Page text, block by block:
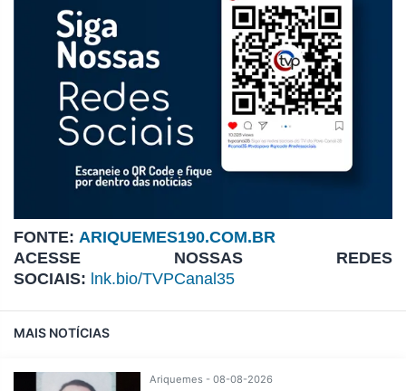
FONTE: ARIQUEMES190.COM.BR
ACESSE NOSSAS REDES
SOCIAIS: lnk.bio/TVPCanal35
MAIS NOTÍCIAS
Ariquemes - 08-08-2026